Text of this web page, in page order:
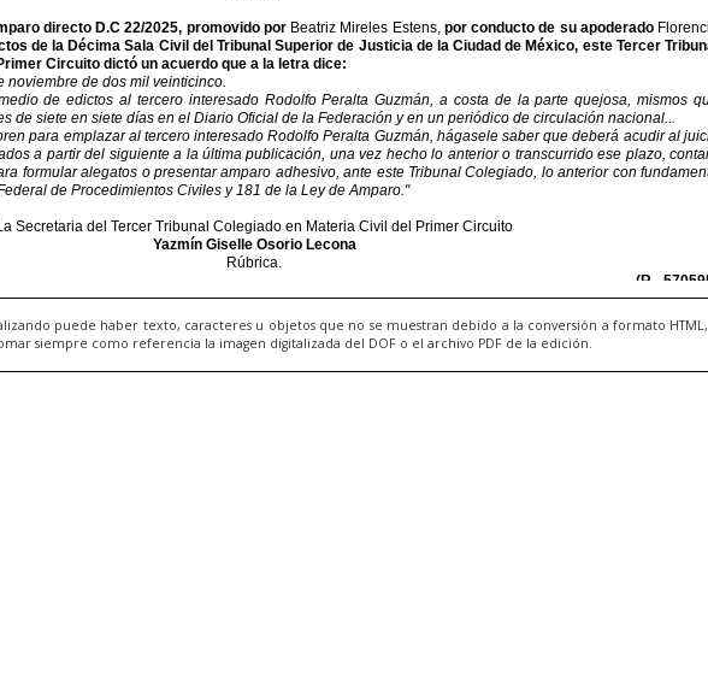
puede haber texto, caracteres u objetos que no se muestran debido a la conversión a formato HTML,
siempre como referencia la imagen digitalizada del DOF o el archivo PDF de la edición.